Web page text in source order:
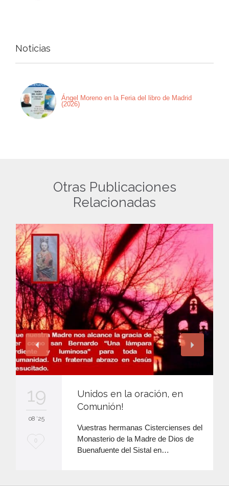
Noticias
Ángel Moreno en la Feria del libro de Madrid
(2026)
Otras Publicaciones
Relacionadas
19
08 '25
M0
Unidos en la oración, en
Comunión!
Vuestras hermanas Cistercienses del
Monasterio de la Madre de Dios de
Buenafuente del Sistal en…